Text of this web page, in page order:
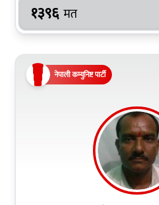
१३९६ मत
नेपाली कम्युनिष्ट पार्टी